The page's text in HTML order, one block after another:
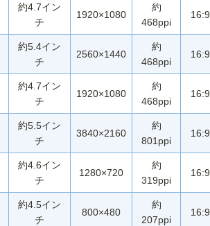
約4.7イン
チ
1920×1080
約
468ppi
16:9
約5.4イン
チ
2560×1440
約
468ppi
16:9
約4.7イン
チ
1920×1080
約
468ppi
16:9
約5.5イン
チ
3840×2160
約
801ppi
16:9
約4.6イン
チ
1280×720
約
319ppi
16:9
約4.5イン
チ
800×480
約
207ppi
16:9